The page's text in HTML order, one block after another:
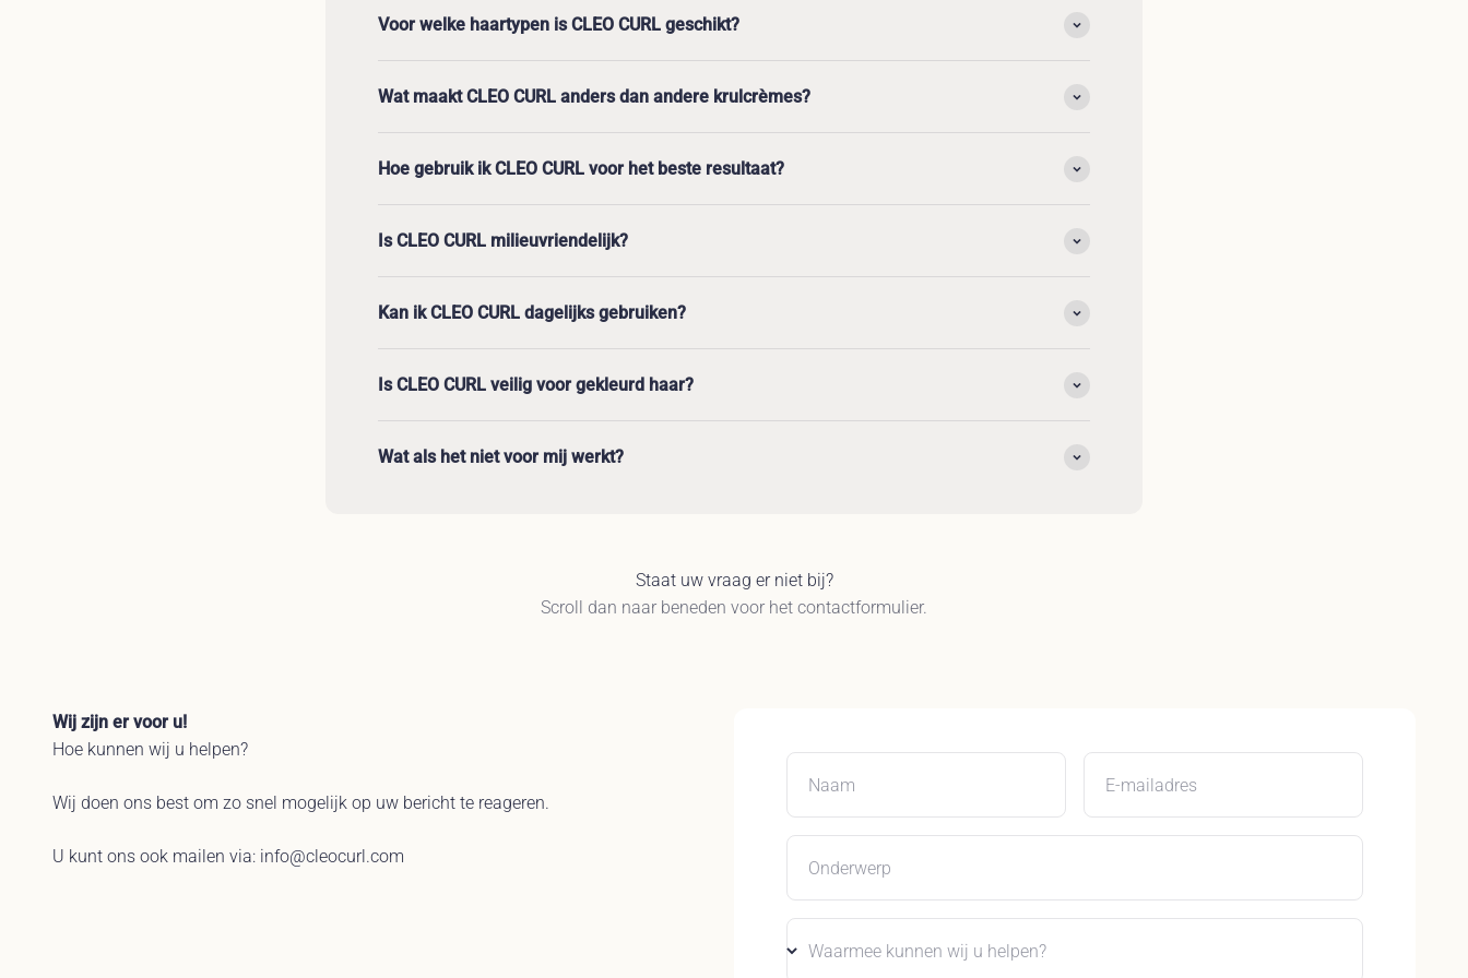
Voor welke haartypen is CLEO CURL geschikt?
Wat maakt CLEO CURL anders dan andere krulcrèmes?
Hoe gebruik ik CLEO CURL voor het beste resultaat?
Is CLEO CURL milieuvriendelijk?
Kan ik CLEO CURL dagelijks gebruiken?
Is CLEO CURL veilig voor gekleurd haar?
Wat als het niet voor mij werkt?
Staat uw vraag er niet bij?
Scroll dan naar beneden voor het contactformulier.
Wij zijn er voor u!
Hoe kunnen wij u helpen?
Wij doen ons best om zo snel mogelijk op uw bericht te reageren.
U kunt ons ook mailen via: info@cleocurl.com
Naam E-mailadres
Onderwerp
Waarmee kunnen wij u helpen?